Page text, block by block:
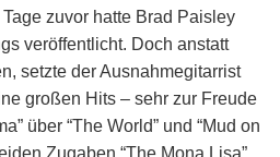
zuvor hatte Brad Paisley
veröffentlicht. Doch anstatt
setzte der Ausnahmegitarrist
großen Hits – sehr zur Freude
über “The World” und “Mud on
Zugaben “The Mona Lisa”